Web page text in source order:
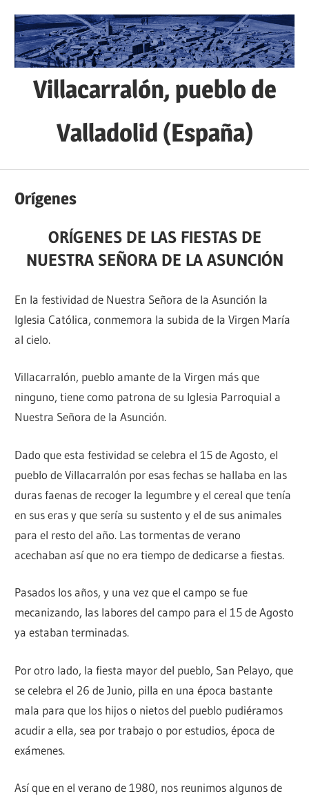
contenido
Villacarralón, pueblo de
Valladolid (España)
de
localidad
situada
en
Tierra
Campos
(Valladolid
–
Orígenes
ORÍGENES DE LAS FIESTAS DE
NUESTRA SEÑORA DE LA ASUNCIÓN
En la festividad de Nuestra Señora de la Asunción la
Iglesia Católica, conmemora la subida de la Virgen María
al cielo.
Villacarralón, pueblo amante de la Virgen más que
ninguno, tiene como patrona de su Iglesia Parroquial a
Nuestra Señora de la Asunción.
Dado que esta festividad se celebra el 15 de Agosto, el
pueblo de Villacarralón por esas fechas se hallaba en las
duras faenas de recoger la legumbre y el cereal que tenía
en sus eras y que sería su sustento y el de sus animales
para el resto del año. Las tormentas de verano
acechaban así que no era tiempo de dedicarse a fiestas.
Pasados los años, y una vez que el campo se fue
mecanizando, las labores del campo para el 15 de Agosto
ya estaban terminadas.
Por otro lado, la fiesta mayor del pueblo, San Pelayo, que
se celebra el 26 de Junio, pilla en una época bastante
mala para que los hijos o nietos del pueblo pudiéramos
acudir a ella, sea por trabajo o por estudios, época de
exámenes.
Así que en el verano de 1980, nos reunimos algunos de